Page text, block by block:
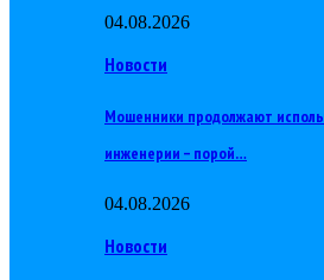
04.08.2026
Новости
Мошенники продолжают
инженерии – порой…
04.08.2026
Новости